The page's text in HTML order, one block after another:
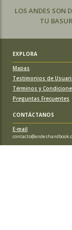
LOS ANDES SON
TU
EXPLORA
Mapas
Testimonios de
Términos y
Preguntas Frecuentes
CONTÁCTANOS
E-mail